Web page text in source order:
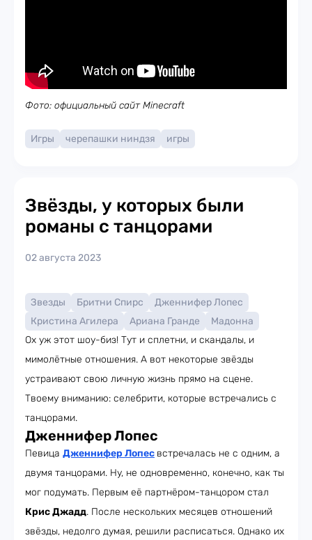
Фото: официальный сайт Minecraft
Игры черепашки ниндзя игры
Звёзды, у которых были
романы с танцорами
02 августа 2023
Звезды Бритни Спирс
Дженнифер Лопес
Кристина Агилера
Ариана Гранде
Мадонна
Ох уж этот шоу-биз! Тут и сплетни, и скандалы, и
мимолётные отношения. А вот некоторые звёзды
устраивают свою личную жизнь прямо на сцене.
Твоему вниманию: селебрити, которые встречались с
танцорами.
Дженнифер Лопес
Певица Дженнифер Лопес встречалась не с одним, а
двумя танцорами. Ну, не одновременно, конечно, как ты
мог подумать. Первым её партнёром-танцором стал
Крис Джадд. После нескольких месяцев отношений
звёзды, недолго думая, решили расписаться. Однако их